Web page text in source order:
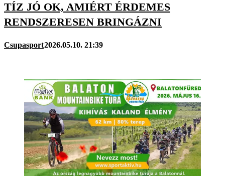
TÍZ JÓ OK, AMIÉRT ÉRDEMES
RENDSZERESEN BRINGÁZNI
Csupasport2026.05.10. 21:39